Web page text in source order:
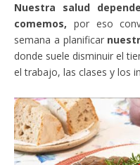
Nuestra salud
comemos, por eso
semana a planificar
donde suele disminuir el
el trabajo, las clases y los